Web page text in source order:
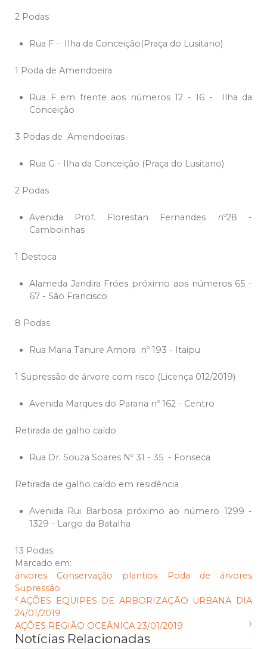
2 Podas
Rua F - Ilha da Conceição(Praça do Lusitano)
1 Poda de Amendoeira
Rua F em frente aos números 12 - 16 - Ilha da
Conceição
3 Podas de Amendoeiras
Rua G - Ilha da Conceição (Praça do Lusitano)
2 Podas
Avenida Prof. Florestan Fernandes nº28 -
Camboinhas
1 Destoca
Alameda Jandira Fróes próximo aos números 65 -
67 - São Francisco
8 Podas
Rua Maria Tanure Amora nº 193 - Itaipu
1 Supressão de árvore com risco (Licença 012/2019)
Avenida Marques do Parana nº 162 - Centro
Retirada de galho caído
Rua Dr. Souza Soares Nº 31 - 35 - Fonseca
Retirada de galho caído em residência
Avenida Rui Barbosa próximo ao número 1299 -
1329 - Largo da Batalha
13 Podas
Marcado em:
árvores
Conservação plantios
Poda de árvores
Supressão
AÇÕES EQUIPES DE ARBORIZAÇÃO URBANA DIA
24/01/2019
AÇÕES REGIÃO OCEÂNICA 23/01/2019
Notícias Relacionadas